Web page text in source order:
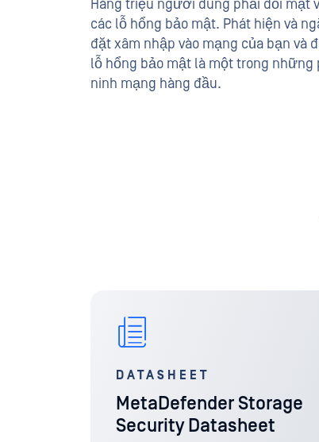
Hàng triệu người dùng phải đối mặt
các lỗ hổng bảo mật. Phát hiện và
đặt xâm nhập vào mạng của bạn và
lỗ hổng bảo mật là một trong những
ninh mạng hàng đầu.
DATASHEET
MetaDefender Storage
Security Datasheet